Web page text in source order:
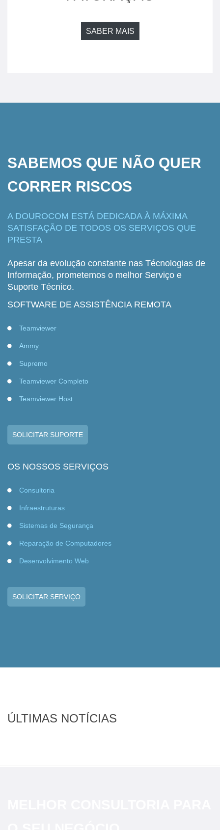
SABER MAIS
SABEMOS QUE NÃO QUER
CORRER RISCOS
A DOUROCOM ESTÁ DEDICADA À MÁXIMA
SATISFAÇÃO DE TODOS OS SERVIÇOS QUE
PRESTA
Apesar da evolução constante nas Técnologias de
Informação, prometemos o melhor Serviço e
Suporte Técnico.
SOFTWARE DE ASSISTÊNCIA REMOTA
Teamviewer
Ammy
Supremo
Teamviewer Completo
Teamviewer Host
SOLICITAR SUPORTE
OS NOSSOS SERVIÇOS
Consultoria
Infraestruturas
Sistemas de Segurança
Reparação de Computadores
Desenvolvimento Web
SOLICITAR SERVIÇO
ÚLTIMAS NOTÍCIAS